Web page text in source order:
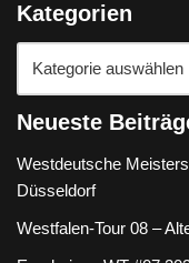
Kategorien
Neueste
Westdeutsche
Düsseldorf
Westfalen-Tour 08 –